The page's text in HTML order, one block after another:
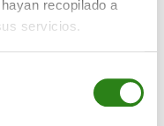
recopilado a
servicios.
de carteras y la
el apoyo de los